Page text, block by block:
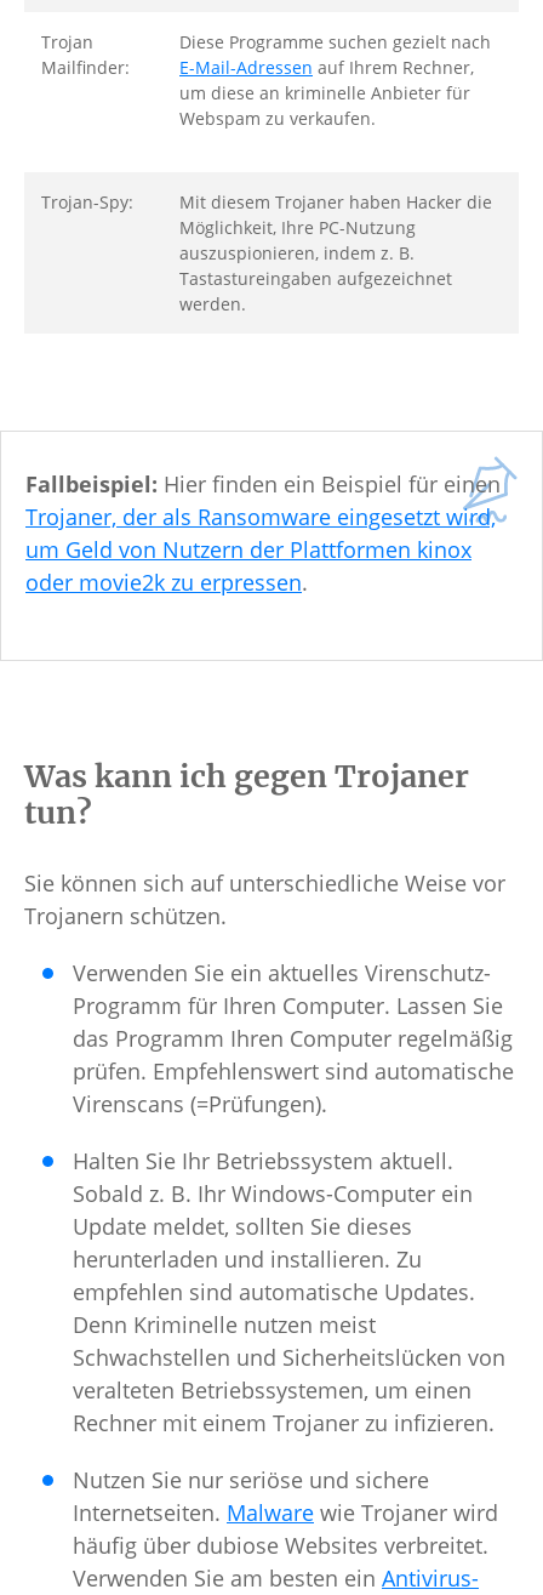
Trojan
Mailfinder:
Diese Programme suchen gezielt nach
E-Mail-Adressen auf Ihrem Rechner,
um diese an kriminelle Anbieter für
Webspam zu verkaufen.
Trojan-Spy:
Mit diesem Trojaner haben Hacker die
Möglichkeit, Ihre PC-Nutzung
auszuspionieren, indem z. B.
Tastastureingaben aufgezeichnet
werden.
Fallbeispiel: Hier finden ein Beispiel für einen
Trojaner, der als Ransomware eingesetzt wird,
um Geld von Nutzern der Plattformen kinox
oder movie2k zu erpressen.
Was kann ich gegen Trojaner
tun?
Sie können sich auf unterschiedliche Weise vor
Trojanern schützen.
Verwenden Sie ein aktuelles Virenschutz-
Programm für Ihren Computer. Lassen Sie
das Programm Ihren Computer regelmäßig
prüfen. Empfehlenswert sind automatische
Virenscans (=Prüfungen).
Halten Sie Ihr Betriebssystem aktuell.
Sobald z. B. Ihr Windows-Computer ein
Update meldet, sollten Sie dieses
herunterladen und installieren. Zu
empfehlen sind automatische Updates.
Denn Kriminelle nutzen meist
Schwachstellen und Sicherheitslücken von
veralteten Betriebssystemen, um einen
Rechner mit einem Trojaner zu infizieren.
Nutzen Sie nur seriöse und sichere
Internetseiten. Malware wie Trojaner wird
häufig über dubiose Websites verbreitet.
Verwenden Sie am besten ein Antivirus-